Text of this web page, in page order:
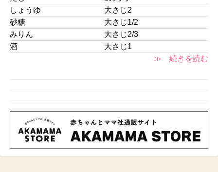
しょうゆ
大さじ2
砂糖
大さじ1/2
みりん
大さじ2/3
酒
大さじ1
≫ 続きを読む